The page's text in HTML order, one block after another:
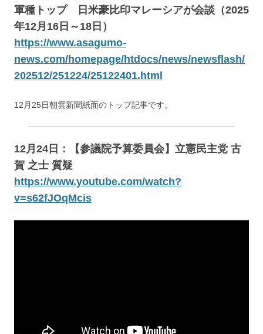
軍種トップ 日米豪比印マレーシアが会談（2025
年12月16日～18日）
https://www.asagumo-
news.com/homepage/htdocs/news/newsflash/
202512/251224/25122401.html
12月25日朝雲新聞紙面のトップ記事です。
12月24日：【参議院予算委員会】立憲民主党 古
賀 之士 質疑
https://www.youtube.com/watch?
v=s62fJOqMcis